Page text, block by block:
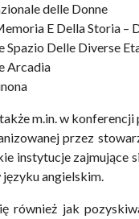
delle Donne
E Della Storia –
Spazio Delle Diverse
Arcadia
m.in. w
przez
instytucje
angielskim.
również jak